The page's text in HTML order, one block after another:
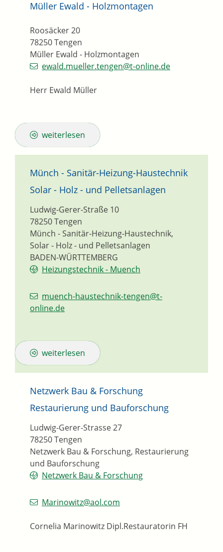
Müller Ewald - Holzmontagen
Müller Ewald - Holzmontagen
Roosäcker 20
78250Tengen
ewald.mueller.tengen@t-online.de
Herr Ewald Müller
weiterlesen
Münch - Sanitär-Heizung-Haustechnik
Solar - Holz - und Pelletsanlagen
Münch - Sanitär-Heizung-Haustechnik,
Solar - Holz - und Pelletsanlagen
Ludwig-Gerer-Straße 10
78250Tengen
BADEN-WÜRTTEMBERG
Heizungstechnik - Muench
muench-haustechnik-tengen@t-
online.de
weiterlesen
Netzwerk Bau & Forschung
Restaurierung und Bauforschung
Netzwerk Bau & Forschung, Restaurierung
und Bauforschung
Ludwig-Gerer-Strasse 27
78250Tengen
Netzwerk Bau & Forschung
Marinowitz@aol.com
Cornelia Marinowitz Dipl.Restauratorin FH